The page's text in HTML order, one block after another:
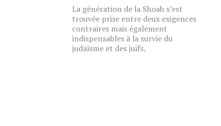
La génération de la Shoah s’est
trouvée prise entre deux exigences
contraires mais également
indispensables à la survie du
judaïsme et des juifs.